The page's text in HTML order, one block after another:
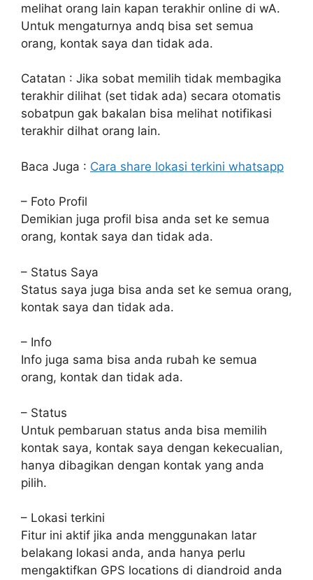
melihat orang lain kapan terakhir online di wA.
Untuk mengaturnya andq bisa set semua
orang, kontak saya dan tidak ada.
Catatan : Jika sobat memilih tidak membagika
terakhir dilihat (set tidak ada) secara otomatis
sobatpun gak bakalan bisa melihat notifikasi
terakhir dilhat orang lain.
Baca Juga : Cara share lokasi terkini whatsapp
– Foto Profil
Demikian juga profil bisa anda set ke semua
orang, kontak saya dan tidak ada.
– Status Saya
Status saya juga bisa anda set ke semua orang,
kontak saya dan tidak ada.
– Info
Info juga sama bisa anda rubah ke semua
orang, kontak dan tidak ada.
– Status
Untuk pembaruan status anda bisa memilih
kontak saya, kontak saya dengan kekecualian,
hanya dibagikan dengan kontak yang anda
pilih.
– Lokasi terkini
Fitur ini aktif jika anda menggunakan latar
belakang lokasi anda, anda hanya perlu
mengaktifkan GPS locations di diandroid anda